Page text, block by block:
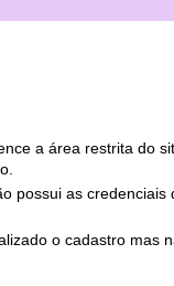
a área restrita do
possui as
o cadastro mas